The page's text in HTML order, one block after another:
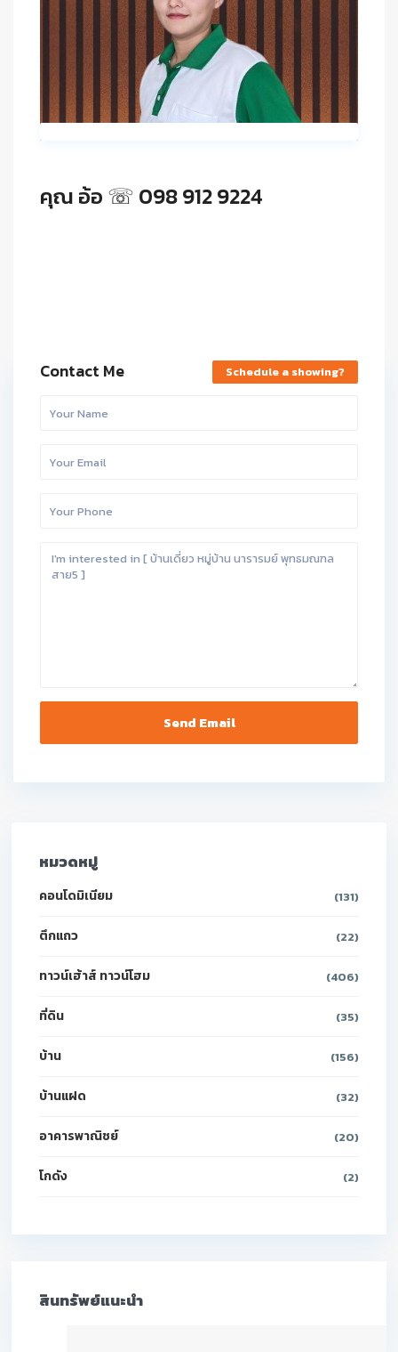
คุณ อ้อ ☏ 098 912 9224
Contact Me Schedule a showing?
หมวดหมู่
คอนโดมิเนียม (131)
ตึกแถว (22)
ทาวน์เฮ้าส์ ทาวน์โฮม (406)
ที่ดิน (35)
บ้าน (156)
บ้านแฝด (32)
อาคารพาณิชย์ (20)
โกดัง (2)
สินทรัพย์แนะนำ